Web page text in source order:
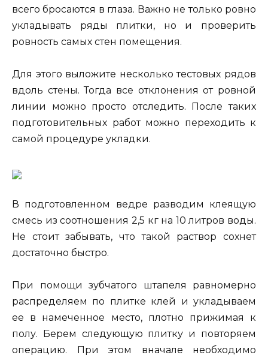
всего бросаются в глаза. Важно не только ровно
укладывать ряды плитки, но и проверить
ровность самых стен помещения.
Для этого выложите несколько тестовых рядов
вдоль стены. Тогда все отклонения от ровной
линии можно просто отследить. После таких
подготовительных работ можно переходить к
самой процедуре укладки.
В подготовленном ведре разводим клеящую
смесь из соотношения 2,5 кг на 10 литров воды.
Не стоит забывать, что такой раствор сохнет
достаточно быстро.
При помощи зубчатого штапеля равномерно
распределяем по плитке клей и укладываем
ее в намеченное место, плотно прижимая к
полу. Берем следующую плитку и повторяем
операцию. При этом вначале необходимо